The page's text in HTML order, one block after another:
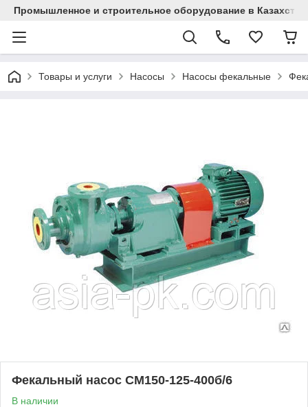
Промышленное и строительное оборудование в
Товары и услуги Насосы Насосы фекальные
Фекальный насос СМ150-125-400б/6
В наличии